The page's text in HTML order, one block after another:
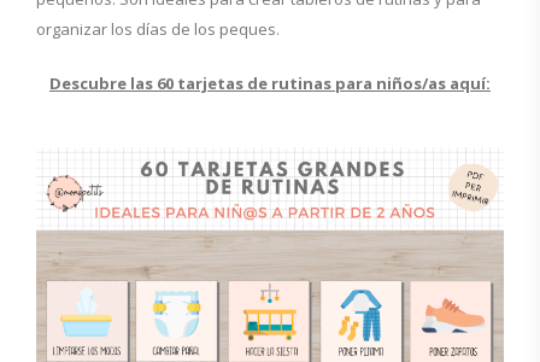
organizar los días de los peques.
Descubre las 60 tarjetas de rutinas para niños/as aquí: